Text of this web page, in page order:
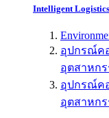
Intelligent Logistics
อุปกรณ์ค
อุตสาหกร
อุปกรณ์ค
อุตสาหกร